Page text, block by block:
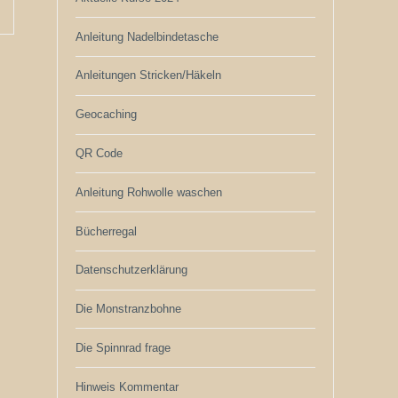
Anleitung Nadelbindetasche
Anleitungen Stricken/Häkeln
Geocaching
QR Code
Anleitung Rohwolle waschen
Bücherregal
Datenschutzerklärung
Die Monstranzbohne
Die Spinnrad frage
Hinweis Kommentar